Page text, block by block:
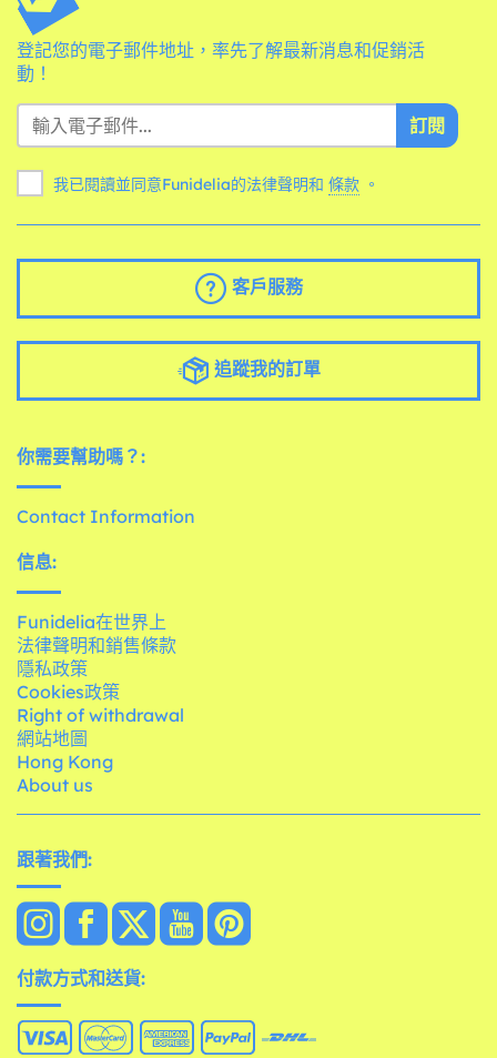
登記您的電子郵件地址，率先了解最新消息和促銷活
動！
訂閱
我已閱讀並同意Funidelia的法律聲明和 條款 。
客戶服務
追蹤我的訂單
你需要幫助嗎？:
Contact Information
信息:
Funidelia在世界上
法律聲明和銷售條款
隱私政策
Cookies政策
Right of withdrawal
網站地圖
Hong Kong
About us
跟著我們:
付款方式和送貨: